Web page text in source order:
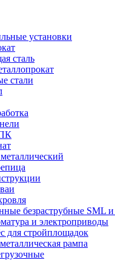
установки
сталь
стали
безраструбные SML
и электроприводы
для стройплощадок
рампа